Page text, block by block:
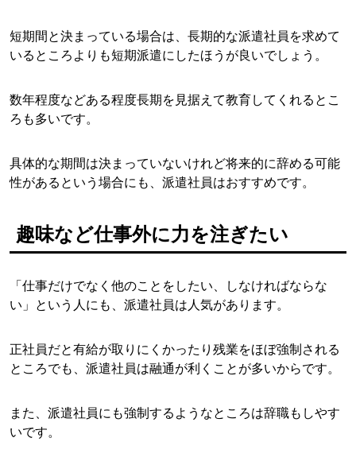
短期間と決まっている場合は、長期的な派遣社員を求めて
いるところよりも短期派遣にしたほうが良いでしょう。
数年程度などある程度長期を見据えて教育してくれるとこ
ろも多いです。
具体的な期間は決まっていないけれど将来的に辞める可能
性があるという場合にも、派遣社員はおすすめです。
趣味など仕事外に力を注ぎたい
「仕事だけでなく他のことをしたい、しなければならな
い」という人にも、派遣社員は人気があります。
正社員だと有給が取りにくかったり残業をほぼ強制される
ところでも、派遣社員は融通が利くことが多いからです。
また、派遣社員にも強制するようなところは辞職もしやす
いです。